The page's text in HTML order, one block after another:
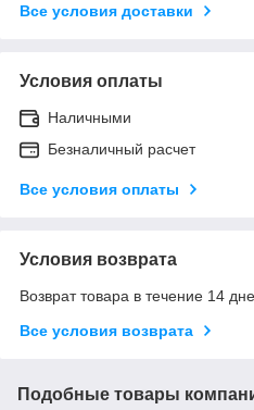
Все условия доставки
Условия оплаты
Наличными
Безналичный расчет
Все условия оплаты
Условия возврата
Возврат товара в течение 14
Все условия возврата
Подобные товары